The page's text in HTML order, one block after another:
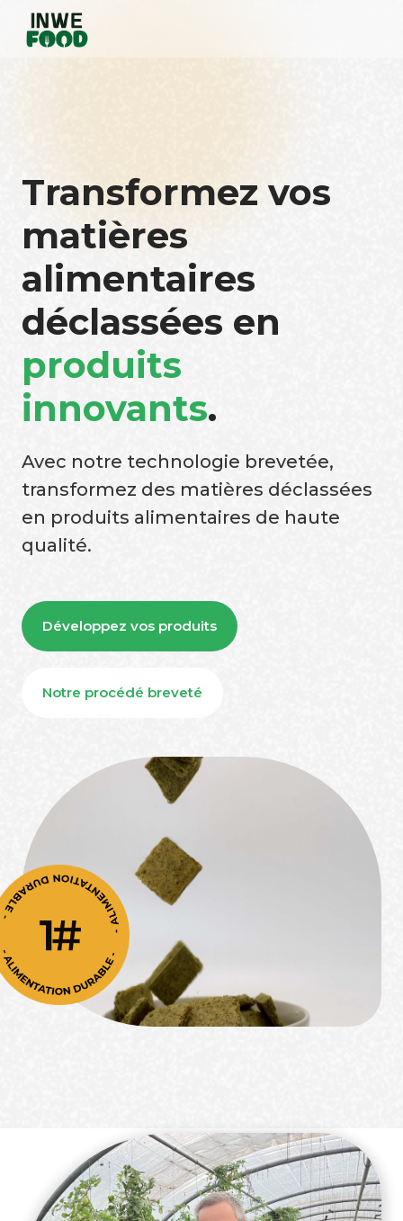
Transformez vos
matières
alimentaires
déclassées en
produits
innovants.
Avec notre technologie brevetée,
transformez des matières déclassées
en produits alimentaires de haute
qualité.
Développez vos produits
Notre procédé breveté